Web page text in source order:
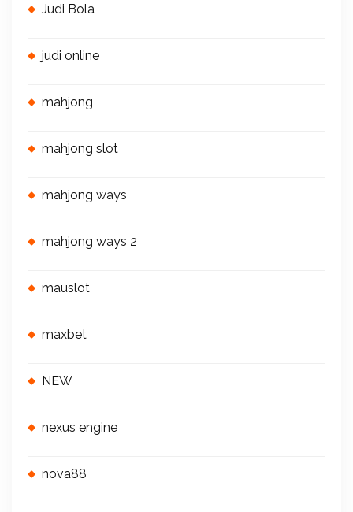
Judi Bola
judi online
mahjong
mahjong slot
mahjong ways
mahjong ways 2
mauslot
maxbet
NEW
nexus engine
nova88